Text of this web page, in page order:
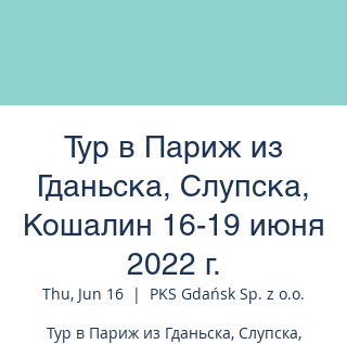
Тур в Париж из
Гданьска, Слупска,
Кошалин 16-19 июня
2022 г.
Thu, Jun 16
  |
PKS Gdańsk Sp. z o.o.
Тур в Париж из Гданьска, Слупска,